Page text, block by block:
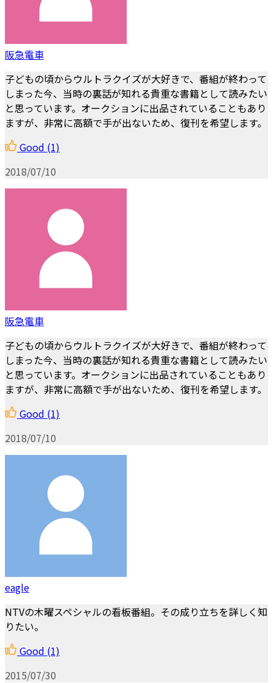
阪急電車
子どもの頃からウルトラクイズが大好きで、番組が終わって
しまった今、当時の裏話が知れる貴重な書籍として読みたい
と思っています。オークションに出品されていることもあり
ますが、非常に高額で手が出ないため、復刊を希望します。
Good (1)
2018/07/10
阪急電車
子どもの頃からウルトラクイズが大好きで、番組が終わって
しまった今、当時の裏話が知れる貴重な書籍として読みたい
と思っています。オークションに出品されていることもあり
ますが、非常に高額で手が出ないため、復刊を希望します。
Good (1)
2018/07/10
eagle
NTVの木曜スペシャルの看板番組。その成り立ちを詳しく知
りたい。
Good (1)
2015/07/30